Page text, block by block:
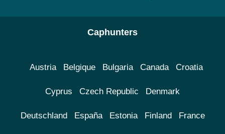
Caphunters
Austria Belgique Bulgaria Canada Croatia
Cyprus Czech Republic Denmark
Deutschland España Estonia Finland France